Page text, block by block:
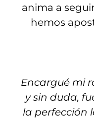
anima a
hemos
Encargué mi
y sin duda,
la perfección